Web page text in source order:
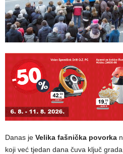
Danas je Velika fašnička povorka
koji već tjedan dana čuva ključ